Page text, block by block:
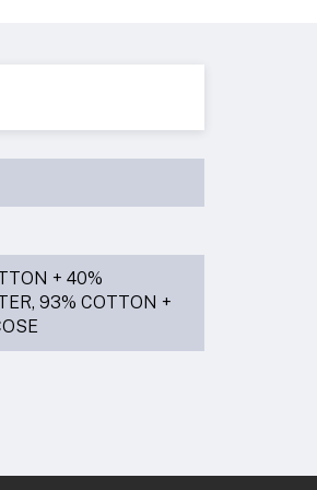
+ 40%
93% COTTON +